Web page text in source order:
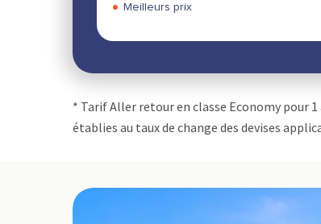
Meilleurs prix
* Tarif Aller retour en classe Economy pour
établies au taux de change des devises